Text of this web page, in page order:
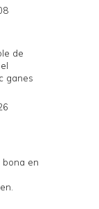
de
ganes
bona en